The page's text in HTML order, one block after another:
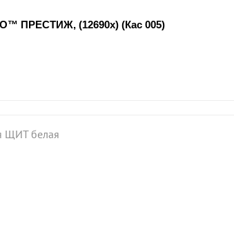
ПРЕСТИЖ, (12690х) (Кас 005)